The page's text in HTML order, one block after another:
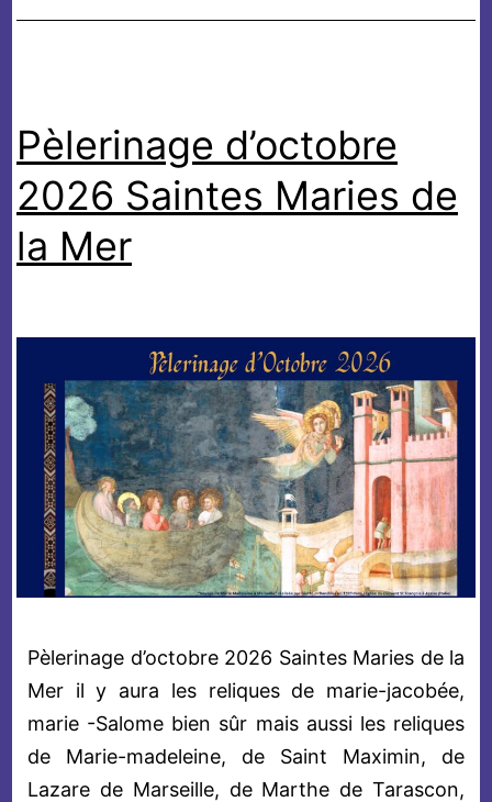
Pèlerinage d’octobre
2026 Saintes Maries de
la Mer
Pèlerinage d’octobre 2026 Saintes Maries de la
Mer il y aura les reliques de marie-jacobée,
marie -Salome bien sûr mais aussi les reliques
de Marie-madeleine, de Saint Maximin, de
Lazare de Marseille, de Marthe de Tarascon,